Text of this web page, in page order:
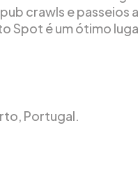
crawls e passeios
Spot é um ótimo
Portugal.